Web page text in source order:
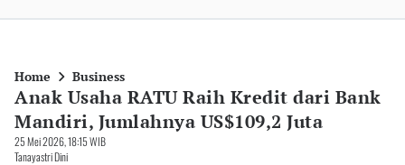
Home Business
Anak Usaha RATU Raih Kredit dari Bank
Mandiri, Jumlahnya US$109,2 Juta
25 Mei 2026, 18:15 WIB
Tanayastri Dini